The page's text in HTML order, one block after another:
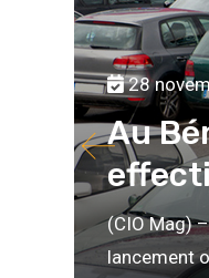
28
Au
(CIO Mag)
lancement